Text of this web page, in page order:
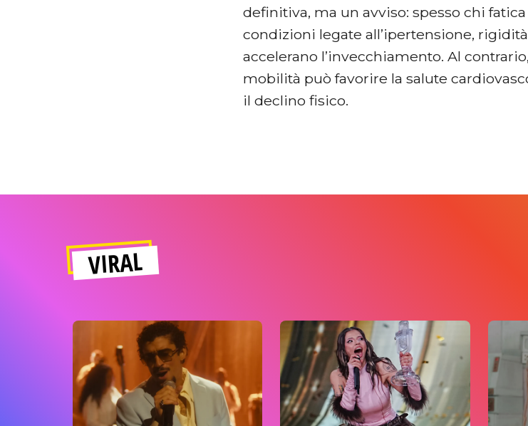
definitiva, ma un avviso: spesso chi
condizioni legate all’ipertensione,
accelerano l’invecchiamento. Al
mobilità può favorire la salute
il declino fisico.
VIRAL